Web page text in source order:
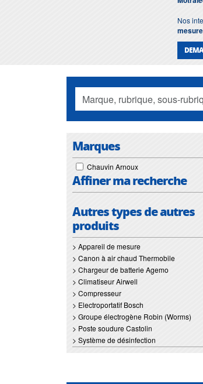
Nos
Marques
Chauvin Arnoux
Affiner ma recherche
Autres types de autres
produits
> Appareil de mesure
> Canon à air chaud Thermobile
> Chargeur de batterie Agemo
> Climatiseur Airwell
> Compresseur
> Electroportatif Bosch
> Groupe électrogène Robin (Worms)
> Poste soudure Castolin
> Système de désinfection